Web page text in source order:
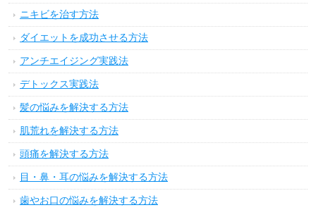
ニキビを治す方法
ダイエットを成功させる方法
アンチエイジング実践法
デトックス実践法
髪の悩みを解決する方法
肌荒れを解決する方法
頭痛を解決する方法
目・鼻・耳の悩みを解決する方法
歯やお口の悩みを解決する方法